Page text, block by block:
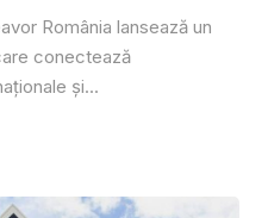
România lansează un
conectează
și...